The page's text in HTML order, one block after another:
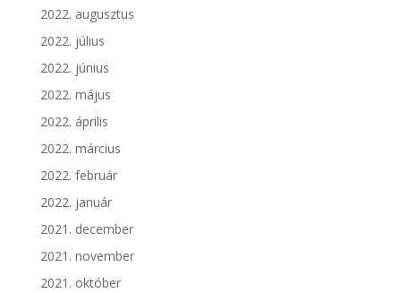
2022. augusztus
2022. július
2022. június
2022. május
2022. április
2022. március
2022. február
2022. január
2021. december
2021. november
2021. október